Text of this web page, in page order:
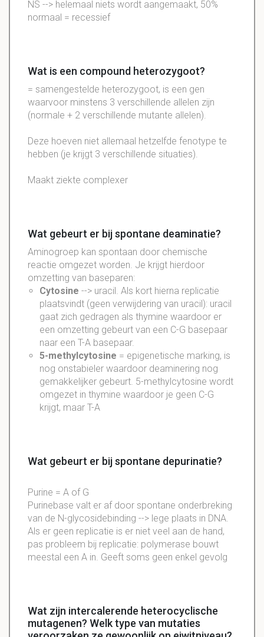
NS --> helemaal niets wordt aangemaakt, 50%
normaal = recessief
Wat is een compound heterozygoot?
= samengestelde heterozygoot, is een gen
waarvoor minstens 3 verschillende allelen zijn
(normale + 2 verschillende mutante allelen).
Deze hoeven niet allemaal hetzelfde fenotype te
hebben (je krijgt 3 verschillende situaties).
Maakt ziekte complexer
Wat gebeurt er bij spontane deaminatie?
Aminogroep kan spontaan door chemische
reactie omgezet worden. Je krijgt hierdoor
omzetting van baseparen:
Cytosine --> uracil. Als kort hierna replicatie
plaatsvindt (geen verwijdering van uracil): uracil
gaat zich gedragen als thymine waardoor er
een omzetting gebeurt van een C-G basepaar
naar een T-A basepaar.
5-methylcytosine = epigenetische marking, is
nog onstabieler waardoor deaminering nog
gemakkelijker gebeurt. 5-methylcytosine wordt
omgezet in thymine waardoor je geen C-G
krijgt, maar T-A
Wat gebeurt er bij spontane depurinatie?
Purine = A of G
Purinebase valt er af door spontane onderbreking
van de N-glycosidebinding --> lege plaats in DNA.
Als er geen replicatie is er niet veel aan de hand,
pas probleem bij replicatie: polymerase bouwt
meestal een A in. Geeft soms geen enkel gevolg
Wat zijn intercalerende heterocyclische
mutagenen? Welk type van mutaties